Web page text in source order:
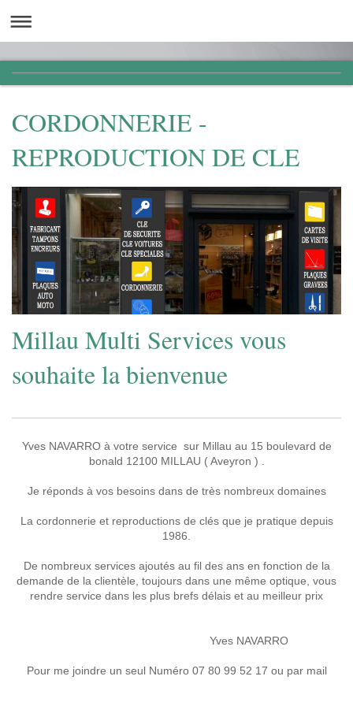
CORDONNERIE -
REPRODUCTION DE CLE
Millau Multi Services vous
souhaite la bienvenue
Yves NAVARRO à votre service sur Millau au 15 boulevard de
bonald 12100 MILLAU ( Aveyron ) .
Je réponds à vos besoins dans de très nombreux domaines
La cordonnerie et reproductions de clés que je pratique depuis
1986.
De nombreux services ajoutés au fil des ans en fonction de la
demande de la clientèle, toujours dans une même optique, vous
rendre service dans les plus brefs délais et au meilleur prix
Yves NAVARRO
Pour me joindre un seul Numéro 07 80 99 52 17 ou par mail